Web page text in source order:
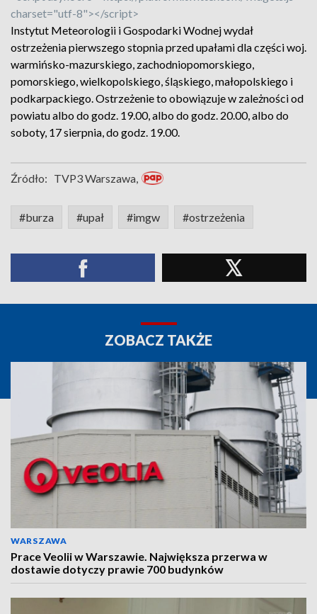
charset="utf-8"></script>
Instytut Meteorologii i Gospodarki Wodnej wydał
ostrzeżenia pierwszego stopnia przed upałami dla części woj.
warmińsko-mazurskiego, zachodniopomorskiego,
pomorskiego, wielkopolskiego, śląskiego, małopolskiego i
podkarpackiego. Ostrzeżenie to obowiązuje w zależności od
powiatu albo do godz. 19.00, albo do godz. 20.00, albo do
soboty, 17 sierpnia, do godz. 19.00.
Źródło: TVP3 Warszawa,
#burza #upał #imgw #ostrzeżenia
ZOBACZ TAKŻE
WARSZAWA
Prace Veolii w Warszawie. Największa przerwa w
dostawie dotyczy prawie 700 budynków